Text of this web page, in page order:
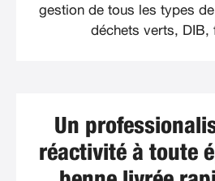
gestion de tous les types
déchets verts, DIB,
Un
réactivité à toute